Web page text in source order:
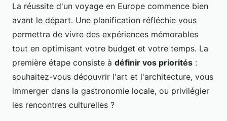
La réussite d'un voyage en Europe commence bien
avant le départ. Une planification réfléchie vous
permettra de vivre des expériences mémorables
tout en optimisant votre budget et votre temps. La
première étape consiste à définir vos priorités :
souhaitez-vous découvrir l'art et l'architecture, vous
immerger dans la gastronomie locale, ou privilégier
les rencontres culturelles ?